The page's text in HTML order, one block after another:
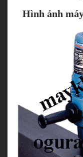
Hình ảnh máy